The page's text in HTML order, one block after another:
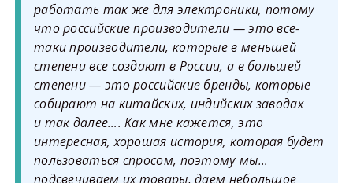
работать так же для электроники, потому
что российские производители — это все-
таки производители, которые в меньшей
степени все создают в России, а в большей
степени — это российские бренды, которые
собирают на китайских, индийских заводах
и так далее…. Как мне кажется, это
интересная, хорошая история, которая будет
пользоваться спросом, поэтому мы…
подсвечиваем их товары, даем небольшое